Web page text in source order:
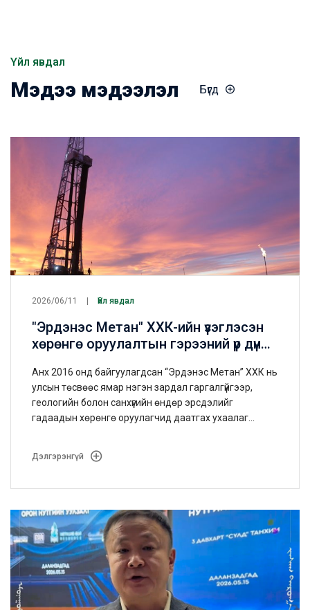
Үйл явдал
Мэдээ мэдээлэл Бүгд
2026/06/11 Үйл явдал
"Эрдэнэс Метан" ХХК-ийн үзэглэсэн
хөрөнгө оруулалтын гэрээний үр дүнд
хийн нөөцийг бүртгэлээ.
Анх 2016 онд байгуулагдсан “Эрдэнэс Метан” ХХК нь
улсын төсвөөс ямар нэгэн зардал гаргалгүйгээр,
геологийн болон санхүүгийн өндөр эрсдэлийг
гадаадын хөрөнгө оруулагчид даатгах ухаалаг
Дэлгэрэнгүй